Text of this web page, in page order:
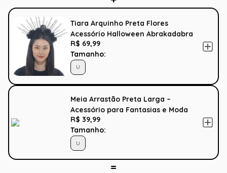
Tiara Arquinho Preta Flores
Acessório Halloween Abrakadabra
R$ 69,99
Tamanho:
U
Meia Arrastão Preta Larga –
Acessório para Fantasias e Moda
R$ 39,99
Tamanho:
U